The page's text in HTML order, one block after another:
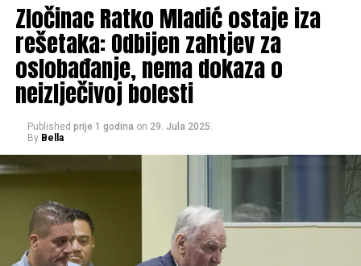
Zločinac Ratko Mladić ostaje iza
rešetaka: Odbijen zahtjev za
oslobađanje, nema dokaza o
neizlječivoj bolesti
Published prije 1 godina on 29. Jula 2025.
By Bella